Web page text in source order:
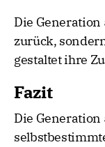
Die
zurück,
gestaltet ihre
Fazit
Die Generation